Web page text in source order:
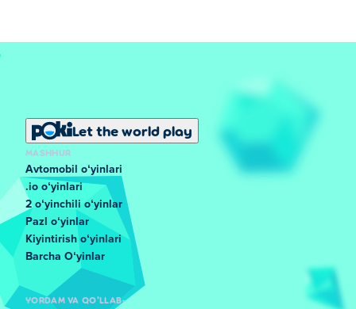
Let the world play
MASHHUR
Avtomobil oʻyinlari
.io oʻyinlari
2 oʻyinchili oʻyinlar
Pazl oʻyinlar
Kiyintirish oʻyinlari
Barcha Oʻyinlar
YORDAM VA QO'LLAB-